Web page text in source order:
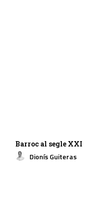
Barroc al segle XXI
Dionís Guiteras